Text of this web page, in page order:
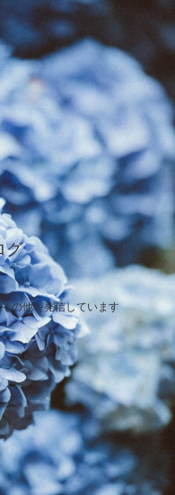
グ
の他を発信しています